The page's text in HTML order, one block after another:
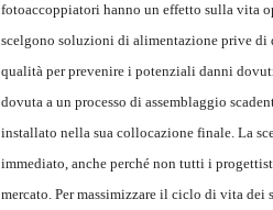
fotoaccoppiatori hanno un effetto sulla vita
scelgono soluzioni di alimentazione prive di
qualità per prevenire i potenziali danni
dovuta a un processo di assemblaggio
installato nella sua collocazione finale. La
immediato, anche perché non tutti i
mercato. Per massimizzare il ciclo di vita